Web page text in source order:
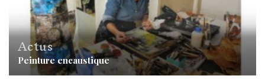
Actus
Peinture encaustique